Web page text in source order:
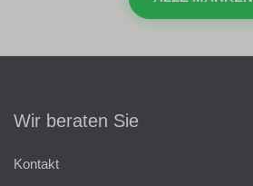
Wir beraten Sie
Kontakt